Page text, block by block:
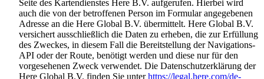
Seite des Kartendienstes Here B.V. aufgerufen. Hierbei wird
auch die von der betroffenen Person im Formular angegebenen
Adresse an die Here Global B.V. übermittelt. Here Global B.V.
versichert ausschließlich die Daten zu erheben, die zur Erfüllung
des Zweckes, in diesem Fall die Bereitstellung der Navigations-
API oder der Route, benötigt werden und diese nur für den
vorgesehenen Zweck verwendet. Die Datenschutzerklärung der
Here Global B.V. finden Sie unterhttps://legal.here.com/de-